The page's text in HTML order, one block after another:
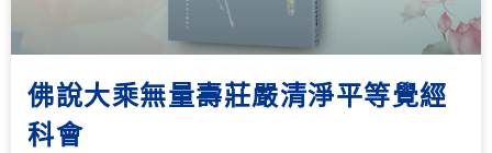
佛說大乘無量壽莊嚴清淨平等覺經
科會